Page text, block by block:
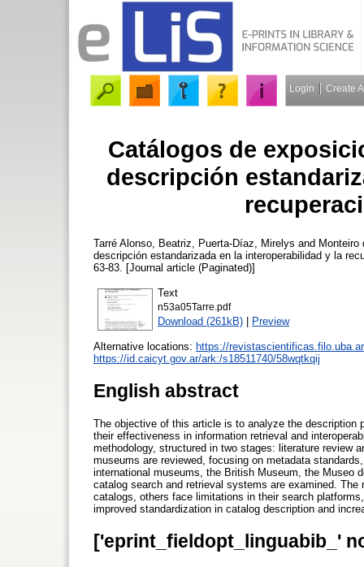
Login Create
Catálogos de
descripción
Tarré Alonso, Beatriz Puerta-Díaz, Mirelys and Monteiro
descripción estandarizada en la interoperabilidad y la
63-83. [Journal article (Paginated)]
Text
n53a05Tarre.pdf
Download (261kB) | Preview
Alternative locations: https://
https://id.caicyt.gov.ar/ark:/s18511740/58wqtkqij
English abstract
The objective of this article is to analyze the description
their effectiveness in information retrieval and
methodology, structured in two stages: literature review
museums are reviewed, focusing on metadata
international museums, the British Museum, the Museo
catalog search and retrieval systems are examined.
catalogs, others face limitations in their search
improved standardization in catalog description and
['eprint_fieldopt_linguabib_'